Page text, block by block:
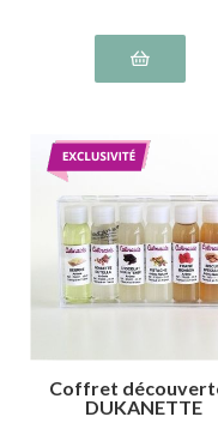
Coffret
DUKANETTE